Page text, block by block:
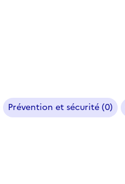
Prévention et sécurité (0)